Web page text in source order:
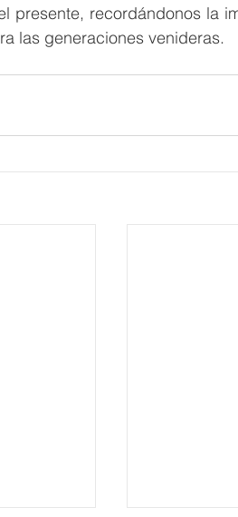
presente, recordándonos la
las generaciones venideras.